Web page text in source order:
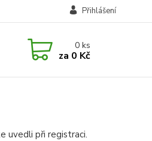
Přihlášení
0ks
za 0 Kč
uvedli při registraci.